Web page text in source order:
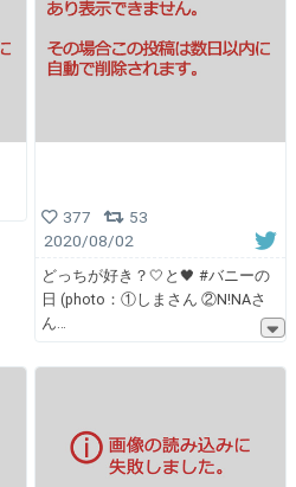
377
53
2020/08/02
どっちが好き？🤍と🖤 #バニーの
日 (photo：①しまさん ②N!NAさ
ん